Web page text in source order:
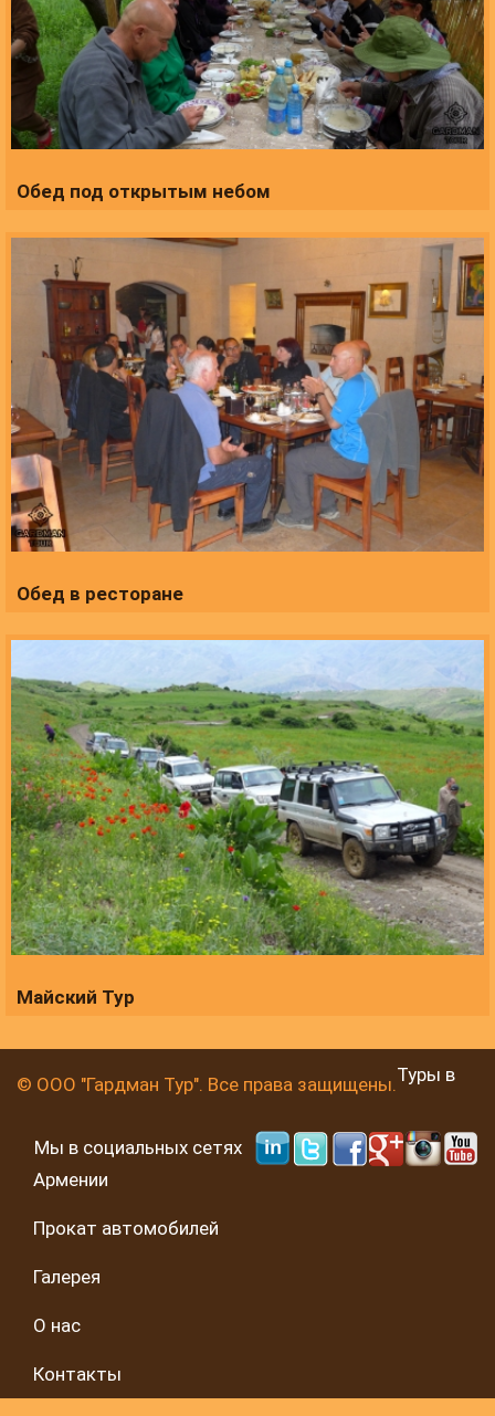
Обед под открытым небом
Обед в ресторане
Майский Тур
© ООО "Гардман Тур". Все права защищены.
Мы в социальных сетях
Туры в
Армении
Прокат автомобилей
Галерея
О нас
Контакты